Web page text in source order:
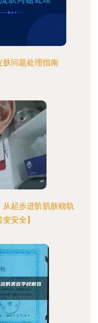
肤问题处理指南
从起步进阶肌肤稳轨
安全】